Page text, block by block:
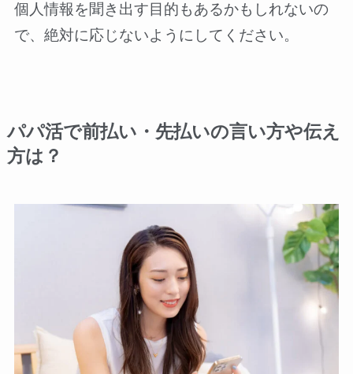
個人情報を聞き出す目的もあるかもしれないの
で、絶対に応じないようにしてください。
パパ活で前払い・先払いの言い方や伝え
方は？